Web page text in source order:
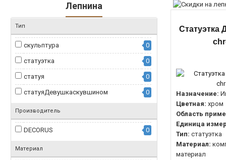
Лепнина
Тип
скульптура 0
статуэтка 0
статуя 0
статуяДевушкаскувшином 0
Производитель
DECORUS 0
Материал
Статуэтка
Назначение:
Цветная: хром
Область
Единица
Тип: статуэтка
Материал:
материал